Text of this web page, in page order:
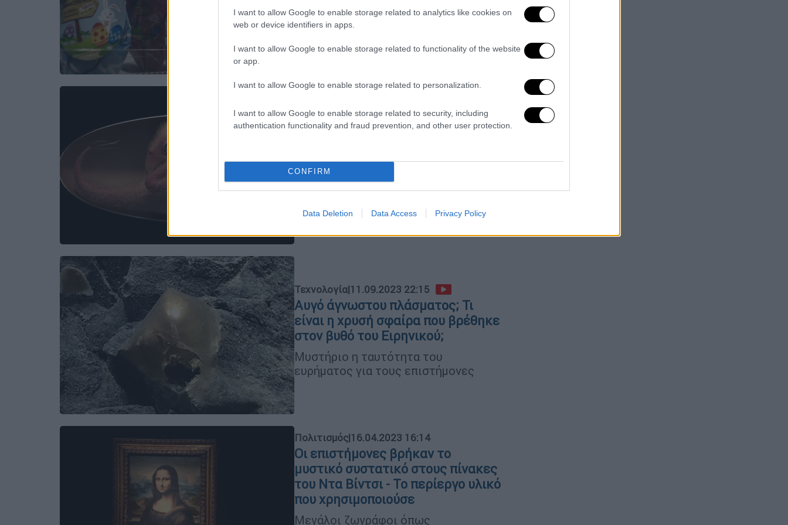
I want to allow Google to enable storage related to analytics like cookies on
web or device identifiers in apps.
I want to allow Google to enable storage related to functionality of the website
or app.
I want to allow Google to enable storage related to personalization.
I want to allow Google to enable storage related to security, including
authentication functionality and fraud prevention, and other user protection.
CONFIRM
Data Deletion Data Access Privacy Policy
«Πονάει» η τσέπη των καταναλωτών
Κόσμος|25.12.2023 19:00
Αδιανόητα σπάνιο εύρημα: Έμβρυο
διατηρημένο σε απολιθωμένο
αυγό
Τι λέει για την πορεία της εξέλιξης
των πτηνών
Τεχνολογία|11.09.2023 22:15
Αυγό άγνωστου πλάσματος; Τι
είναι η χρυσή σφαίρα που βρέθηκε
στον βυθό του Ειρηνικού;
Μυστήριο η ταυτότητα του
ευρήματος για τους επιστήμονες
Πολιτισμός|16.04.2023 16:14
Οι επιστήμονες βρήκαν το
μυστικό συστατικό στους πίνακες
του Ντα Βίντσι - Το περίεργο υλικό
που χρησιμοποιούσε
Μεγάλοι ζωγράφοι όπως